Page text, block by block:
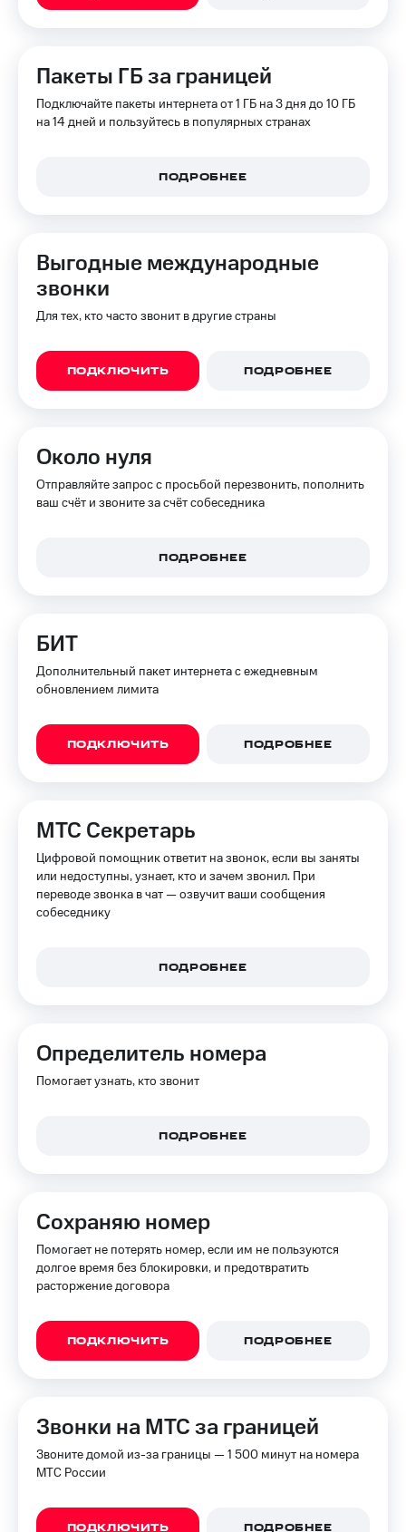
Пакеты ГБ за границей
Подключайте пакеты интернета от 1 ГБ на 3 дня до 10 ГБ
на 14 дней и пользуйтесь в популярных странах
ПОДРОБНЕЕ
Выгодные международные
звонки
Для тех, кто часто звонит в другие страны
ПОДКЛЮЧИТЬ ПОДРОБНЕЕ
Около нуля
Отправляйте запрос с просьбой перезвонить, пополнить
ваш счёт и звоните за счёт собеседника
ПОДРОБНЕЕ
БИТ
Дополнительный пакет интернета с ежедневным
обновлением лимита
ПОДКЛЮЧИТЬ ПОДРОБНЕЕ
МТС Секретарь
Цифровой помощник ответит на звонок, если вы заняты
или недоступны, узнает, кто и зачем звонил. При
переводе звонка в чат — озвучит ваши сообщения
собеседнику
ПОДРОБНЕЕ
Определитель номера
Помогает узнать, кто звонит
ПОДРОБНЕЕ
Сохраняю номер
Помогает не потерять номер, если им не пользуются
долгое время без блокировки, и предотвратить
расторжение договора
ПОДКЛЮЧИТЬ ПОДРОБНЕЕ
Звонки на МТС за границей
Звоните домой из-за границы — 1 500 минут на номера
МТС России
ПОДКЛЮЧИТЬ ПОДРОБНЕЕ